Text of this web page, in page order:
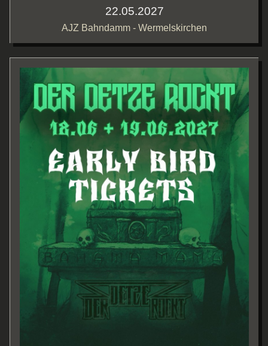
22.05.2027
AJZ Bahndamm - Wermelskirchen